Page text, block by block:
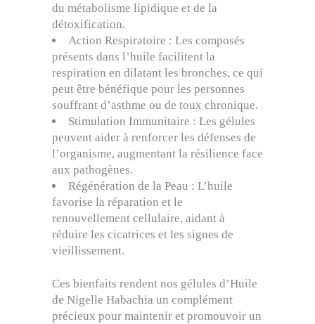
du métabolisme lipidique et de la
détoxification.
Action Respiratoire : Les composés
présents dans l’huile facilitent la
respiration en dilatant les bronches, ce qui
peut être bénéfique pour les personnes
souffrant d’asthme ou de toux chronique.
Stimulation Immunitaire : Les gélules
peuvent aider à renforcer les défenses de
l’organisme, augmentant la résilience face
aux pathogènes.
Régénération de la Peau : L’huile
favorise la réparation et le
renouvellement cellulaire, aidant à
réduire les cicatrices et les signes de
vieillissement.
Ces bienfaits rendent nos gélules d’Huile
de Nigelle Habachia un complément
précieux pour maintenir et promouvoir un